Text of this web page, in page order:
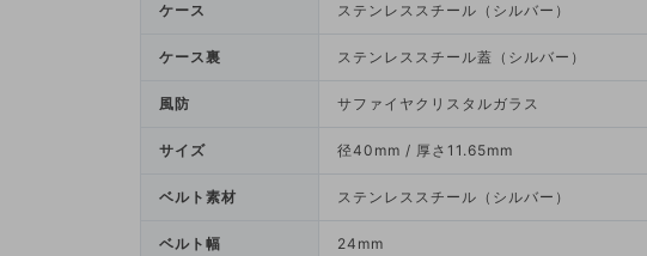
ケース ステンレススチール（シルバー）
ケース裏 ステンレススチール蓋（シルバー）
風防 サファイヤクリスタルガラス
サイズ 径40mm / 厚さ11.65mm
ベルト素材 ステンレススチール（シルバー）
ベルト幅 24mm